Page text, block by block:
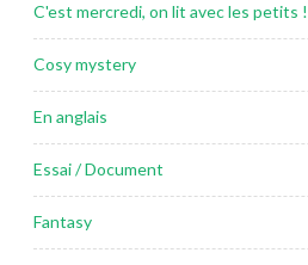
C'est mercredi, on lit avec les petits !
Cosy mystery
En anglais
Essai / Document
Fantasy